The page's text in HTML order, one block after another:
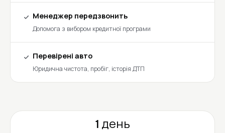
Менеджер передзвонить
Допомога з вибором кредитної програми
Перевірені авто
Юридична чистота, пробіг, історія ДТП
1 день